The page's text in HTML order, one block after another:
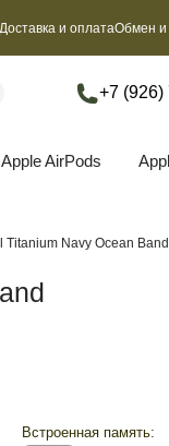
Доставка и оплатаОбмен и
+7 (926)
Apple AirPods
Navy Ocean Band
Встроенная память: